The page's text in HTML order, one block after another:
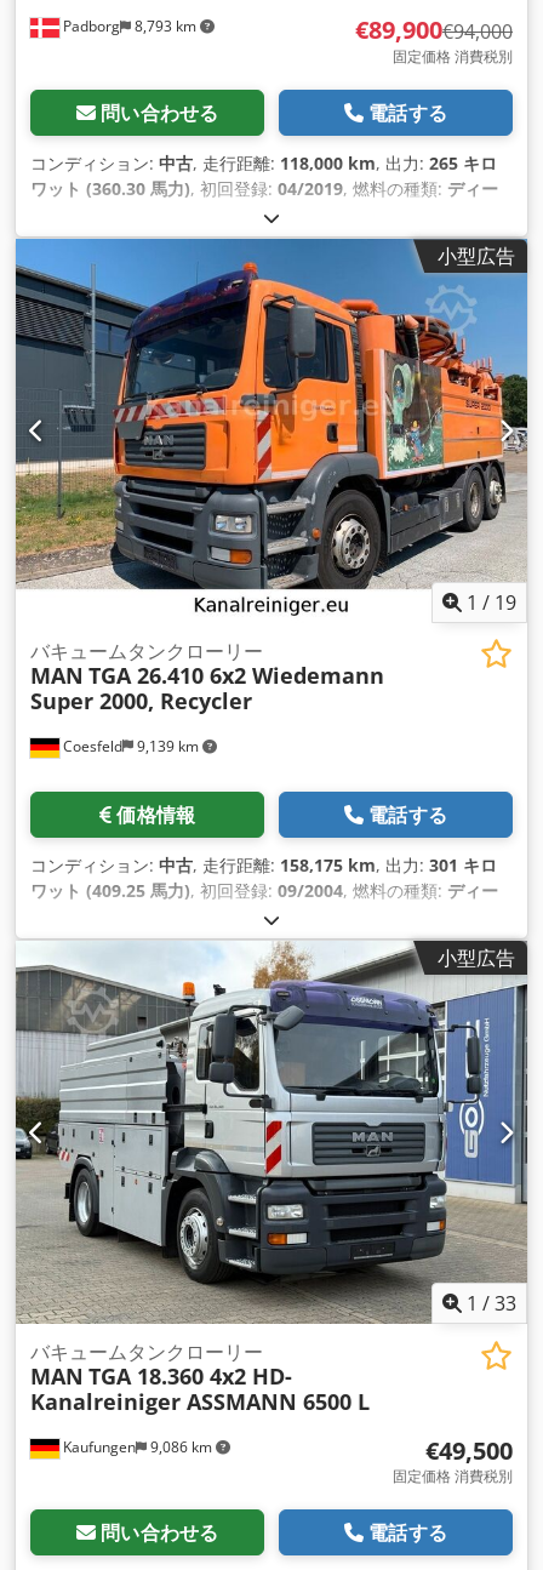
Padborg 8,793 km €89,900€94,000
固定価格 消費税別
問い合わせる 電話する
コンディション: 中古, 走行距離: 118,000 km, 出力: 265 キロ
ワット (360.30 馬力), 初回登録: 04/2019, 燃料の種類: ディー
26,000 kg（キログラム）
赤, 変速方式:機械式, 排出クラス:ユーロ6, 製造年:2019, 装備:
ABS（アンチロック・ブレーキ・システム）, エアコン,
小型広告
1 / 19
Coesfeld 9,139 km
バキュームタンクローリー
MAN TGA 26.410 6x2 Wiedemann
Super 2000, Recycler
価格情報 電話する
コンディション: 中古, 走行距離: 158,175 km, 出力: 301 キロ
ワット (409.25 馬力), 初回登録: 09/2004, 燃料の種類: ディー
26,000 kg（キログラム）
オレンジ, 変速方式:機械式, 排出クラス:ユーロ3, 全幅:2,550
mm, 全高: , 装備: ABS（アンチロック・ブレーキ・
システム）, エアコン,
小型広告
1 /33
Kaufungen 9,086 km
バキュームタンクローリー
MAN TGA 18.360 4x2 HD-
Kanalreiniger ASSMANN 6500 L
€49,500
固定価格 消費税別
問い合わせる 電話する